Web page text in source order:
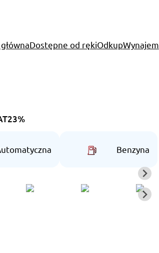
Dostępne od rękiOdkupWynajem
Benzyna